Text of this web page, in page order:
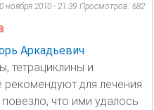
ноября 2010 - 21:39 Просмотров: 682
Аркадьевич
тетрациклины и
для лечения
что ими удалось